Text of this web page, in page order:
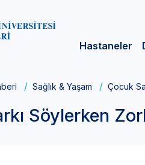
Hastaneler
Sağlık & Yaşam Çocuk
Söylerken